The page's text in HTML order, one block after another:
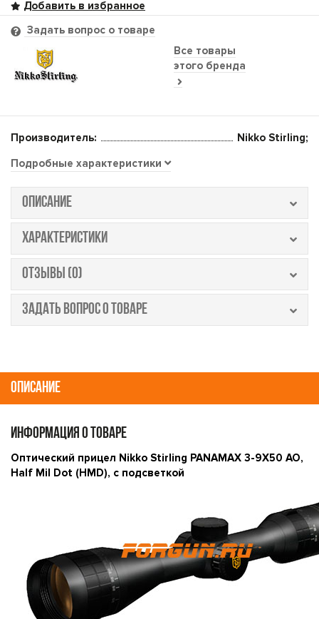
Все товары
этого бренда
Задать вопрос о товаре
Производитель:
Nikko Stirling;
Подробные характеристики
ОПИСАНИЕ
ХАРАКТЕРИСТИКИ
ОТЗЫВЫ (0)
ЗАДАТЬ ВОПРОС О ТОВАРЕ
ОПИСАНИЕ
ИНФОРМАЦИЯ О ТОВАРЕ
Оптический прицел Nikko Stirling PANAMAX 3-9X50 AO,
Half Mil Dot (НМD), с подсветкой